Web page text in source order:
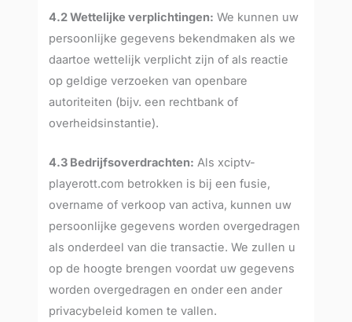
4.2 Wettelijke verplichtingen: We kunnen uw
persoonlijke gegevens bekendmaken als we
daartoe wettelijk verplicht zijn of als reactie
op geldige verzoeken van openbare
autoriteiten (bijv. een rechtbank of
overheidsinstantie).
4.3 Bedrijfsoverdrachten: Als xciptv-
playerott.com betrokken is bij een fusie,
overname of verkoop van activa, kunnen uw
persoonlijke gegevens worden overgedragen
als onderdeel van die transactie. We zullen u
op de hoogte brengen voordat uw gegevens
worden overgedragen en onder een ander
privacybeleid komen te vallen.